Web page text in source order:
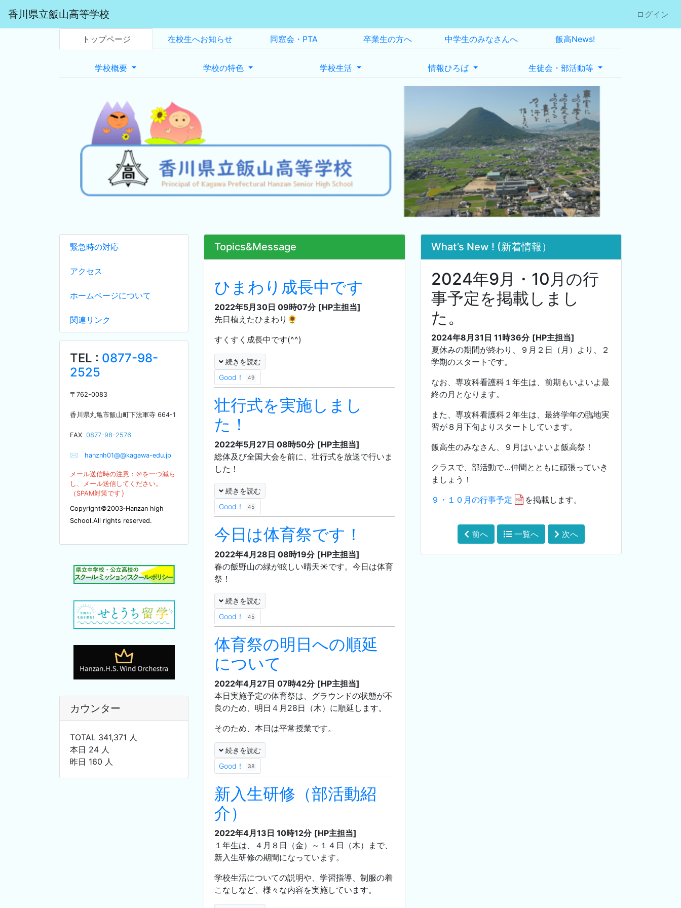
香川県立飯山高等学校 ログイン
トップページ 在校生へお知らせ 同窓会・PTA 卒業生の方へ 中学生のみなさんへ 飯高News!
学校概要 学校の特色 学校生活 情報ひろば 生徒会・部活動等
緊急時の対応
アクセス
ホームページについて
関連リンク
TEL : 0877-98-
2525
〒 762-0083
香川県丸亀市飯山町下法軍寺 664-1
FAX 0877-98-2576
✉ hanznh01@@kagawa-edu.jp
メール送信時の注意：＠を一つ減ら
し、メール送信してください。
（SPAM対策です ）
Copyright©2003‐Hanzan high
School.All rights reserved.
カウンター
TOTAL 341,371 人
本日 24 人
昨日 160 人
Topics&Message
ひまわり成長中です
2022年5月30日 09時07分 [HP主担当]
先日植えたひまわり🌻
すくすく成長中です(^^)
続きを読む
Good！
49
壮行式を実施しまし
た！
2022年5月27日 08時50分 [HP主担当]
総体及び全国大会を前に、壮行式を放送で行いま
した！
続きを読む
Good！
45
今日は体育祭です！
2022年4月28日 08時19分 [HP主担当]
春の飯野山の緑が眩しい晴天☀️です。今日は体育
祭！
続きを読む
Good！
45
体育祭の明日への順延
について
2022年4月27日 07時42分 [HP主担当]
本日実施予定の体育祭は、グラウンドの状態が不
良のため、明日４月28日（木）に順延します。
そのため、本日は平常授業です。
続きを読む
Good！
38
新入生研修（部活動紹
介）
2022年4月13日 10時12分 [HP主担当]
１年生は、４月８日（金）～１４日（木）まで、
新入生研修の期間になっています。
学校生活についての説明や、学習指導、制服の着
こなしなど、様々な内容を実施しています。
What’s New ! (新着情報）
2024年9月・10月の行
事予定を掲載しまし
た。
2024年8月31日 11時36分 [HP主担当]
夏休みの期間が終わり、９月２日（月）より、２
学期のスタートです。
なお、専攻科看護科１年生は、前期もいよいよ最
終の月となります。
また、専攻科看護科２年生は、最終学年の臨地実
習が８月下旬よりスタートしています。
飯高生のみなさん、９月はいよいよ飯高祭！
クラスで、部活動で…仲間とともに頑張っていき
ましょう！
９・１０月の行事予定
を掲載します。
前へ 一覧へ 次へ